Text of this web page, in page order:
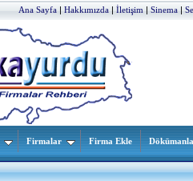
Ana Sayfa|Hakkımızda|İletişim|Sinema|
Firmalar Firma Ekle